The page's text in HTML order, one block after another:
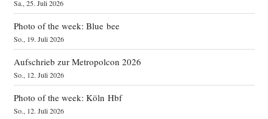
Sa., 25. Juli 2026
Photo of the week: Blue bee
So., 19. Juli 2026
Aufschrieb zur Metropolcon 2026
So., 12. Juli 2026
Photo of the week: Köln Hbf
So., 12. Juli 2026